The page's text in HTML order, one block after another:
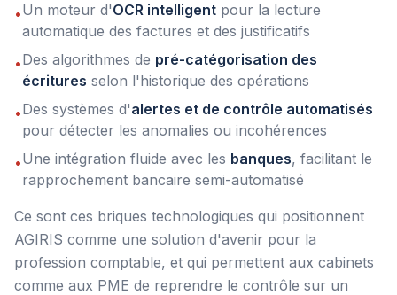
•Un moteur d'OCR intelligent pour la lecture
automatique des factures et des justificatifs
•Des algorithmes de pré-catégorisation des
écritures selon l'historique des opérations
•Des systèmes d'alertes et de contrôle automatisés
pour détecter les anomalies ou incohérences
•Une intégration fluide avec les banques, facilitant le
rapprochement bancaire semi-automatisé
Ce sont ces briques technologiques qui positionnent
AGIRIS comme une solution d'avenir pour la
profession comptable, et qui permettent aux cabinets
comme aux PME de reprendre le contrôle sur un